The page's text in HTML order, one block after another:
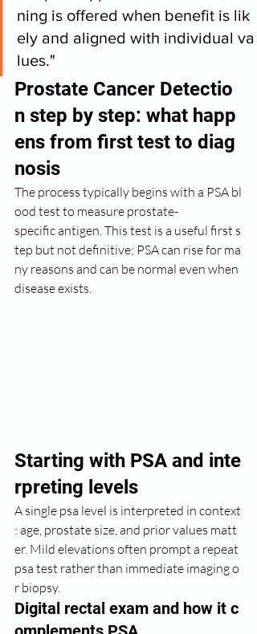
ning is offered when benefit is lik
ely and aligned with individual va
lues."
Prostate Cancer Detectio
n step by step: what happ
ens from first test to diag
nosis
The process typically begins with a PSA bl
ood test to measure prostate-
specific antigen. This test is a useful first s
tep but not definitive; PSA can rise for ma
ny reasons and can be normal even when
disease exists.
Starting with PSA and inte
rpreting levels
A single psa level is interpreted in context
: age, prostate size, and prior values matt
er. Mild elevations often prompt a repeat
psa test rather than immediate imaging o
r biopsy.
Digital rectal exam and how it c